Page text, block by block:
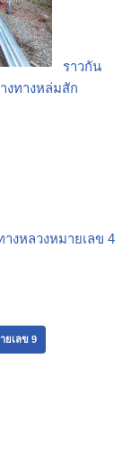
ราวกัน
งทางหล่มสัก
างหลวงหมายเลข 4
ยเลข 9